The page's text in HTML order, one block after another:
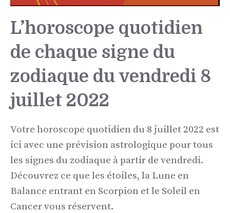
L’horoscope quotidien
de chaque signe du
zodiaque du vendredi 8
juillet 2022
Votre horoscope quotidien du 8 juillet 2022 est
ici avec une prévision astrologique pour tous
les signes du zodiaque à partir de vendredi.
Découvrez ce que les étoiles, la Lune en
Balance entrant en Scorpion et le Soleil en
Cancer vous réservent.